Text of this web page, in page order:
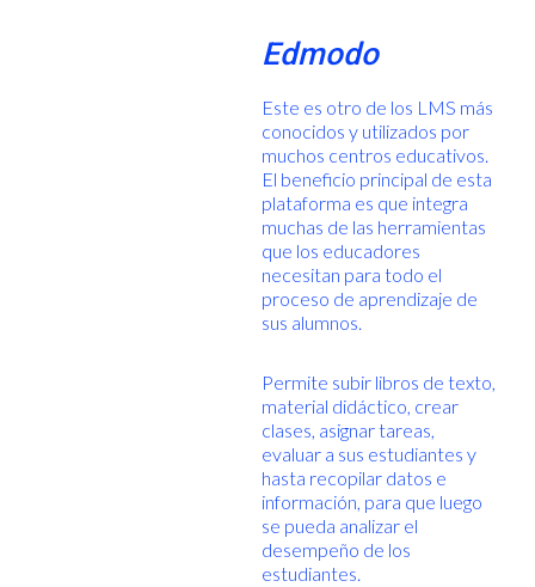
Edmodo
Este es otro de los LMS más
conocidos y utilizados por
muchos centros educativos.
El beneficio principal de esta
plataforma es que integra
muchas de las herramientas
que los educadores
necesitan para todo el
proceso de aprendizaje de
sus alumnos.
Permite subir libros de texto,
material didáctico, crear
clases, asignar tareas,
evaluar a sus estudiantes y
hasta recopilar datos e
información, para que luego
se pueda analizar el
desempeño de los
estudiantes.